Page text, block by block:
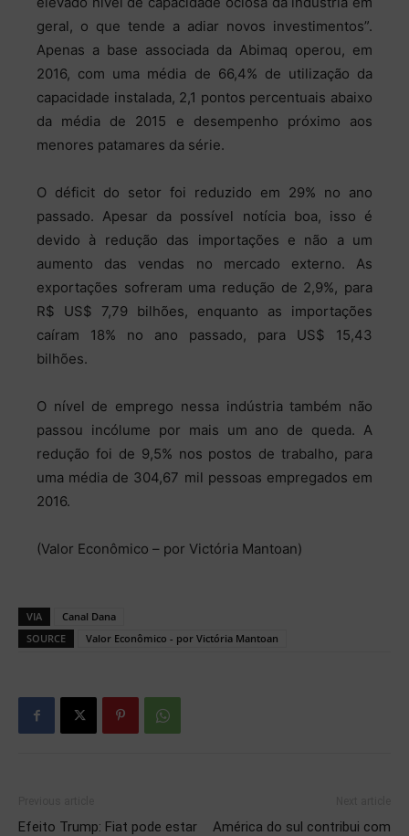
geral, o que tende a adiar novos investimentos”.
Apenas a base associada da Abimaq operou, em
2016, com uma média de 66,4% de utilização da
capacidade instalada, 2,1 pontos percentuais abaixo
da média de 2015 e desempenho próximo aos
menores patamares da série.
O déficit do setor foi reduzido em 29% no ano
passado. Apesar da possível notícia boa, isso é
devido à redução das importações e não a um
aumento das vendas no mercado externo. As
exportações sofreram uma redução de 2,9%, para
R$ US$ 7,79 bilhões, enquanto as importações
caíram 18% no ano passado, para US$ 15,43
bilhões.
O nível de emprego nessa indústria também não
passou incólume por mais um ano de queda. A
redução foi de 9,5% nos postos de trabalho, para
uma média de 304,67 mil pessoas empregados em
2016.
(Valor Econômico – por Victória Mantoan)
VIA
Canal Dana
SOURCE
Valor Econômico - por Victória Mantoan
Efeito Trump: Fiat pode estar
América do sul contribui com